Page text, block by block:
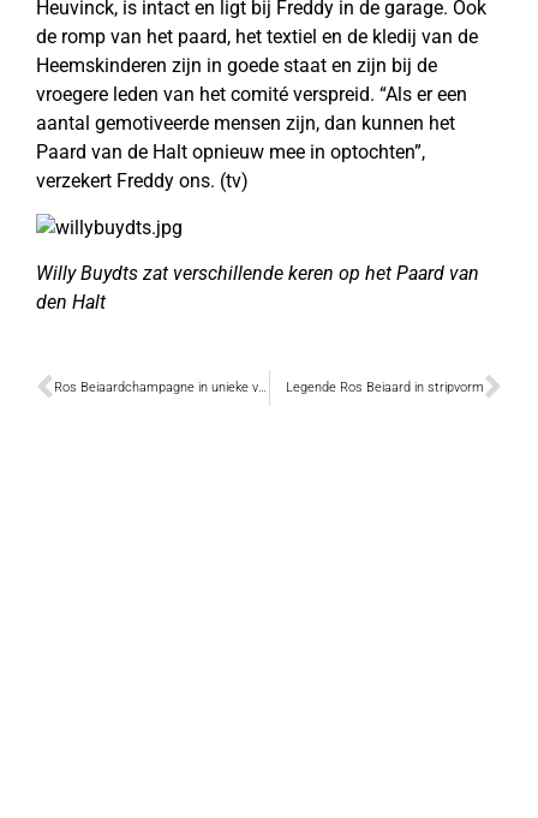
Heuvinck, is intact en ligt bij Freddy in de garage. Ook
de romp van het paard, het textiel en de kledij van de
Heemskinderen zijn in goede staat en zijn bij de
vroegere leden van het comité verspreid. “Als er een
aantal gemotiveerde mensen zijn, dan kunnen het
Paard van de Halt opnieuw mee in optochten”,
verzekert Freddy ons. (tv)
Willy Buydts zat verschillende keren op het Paard van
den Halt
Ros Beiaardchampagne in unieke verpakking Legende Ros Beiaard in stripvorm